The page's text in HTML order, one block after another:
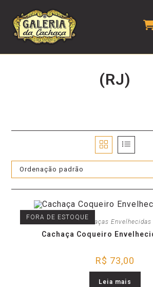
(RJ)
Ordenação padrão
FORA DE ESTOQUE
Cachaças Envelhecidas
Cachaça Coqueiro
R$ 73,00
Leia mais